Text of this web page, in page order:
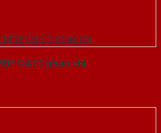
O4 C1 phao chi